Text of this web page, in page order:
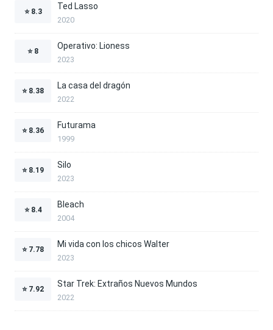
⭐ 8.3
Ted Lasso
2020
⭐ 8
Operativo: Lioness
2023
⭐ 8.38
La casa del dragón
2022
⭐ 8.36
Futurama
1999
⭐ 8.19
Silo
2023
⭐ 8.4
Bleach
2004
⭐ 7.78
Mi vida con los chicos Walter
2023
⭐ 7.92
Star Trek: Extraños Nuevos Mundos
2022